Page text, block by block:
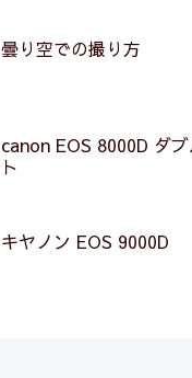
曇り空での撮り方
canon EOS 8000D ダ
ト
キヤノン EOS 9000D